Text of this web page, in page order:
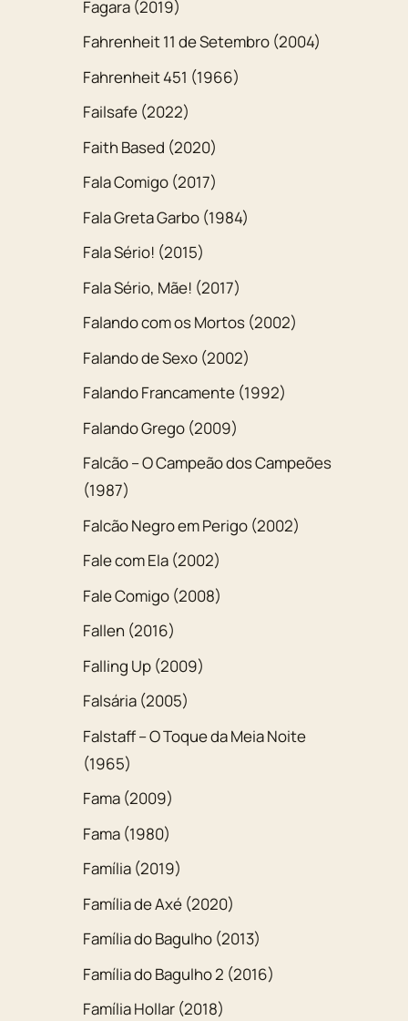
Fagara (2019)
Fahrenheit 11 de Setembro (2004)
Fahrenheit 451 (1966)
Failsafe (2022)
Faith Based (2020)
Fala Comigo (2017)
Fala Greta Garbo (1984)
Fala Sério! (2015)
Fala Sério, Mãe! (2017)
Falando com os Mortos (2002)
Falando de Sexo (2002)
Falando Francamente (1992)
Falando Grego (2009)
Falcão – O Campeão dos Campeões
(1987)
Falcão Negro em Perigo (2002)
Fale com Ela (2002)
Fale Comigo (2008)
Fallen (2016)
Falling Up (2009)
Falsária (2005)
Falstaff – O Toque da Meia Noite
(1965)
Fama (2009)
Fama (1980)
Família (2019)
Família de Axé (2020)
Família do Bagulho (2013)
Família do Bagulho 2 (2016)
Família Hollar (2018)